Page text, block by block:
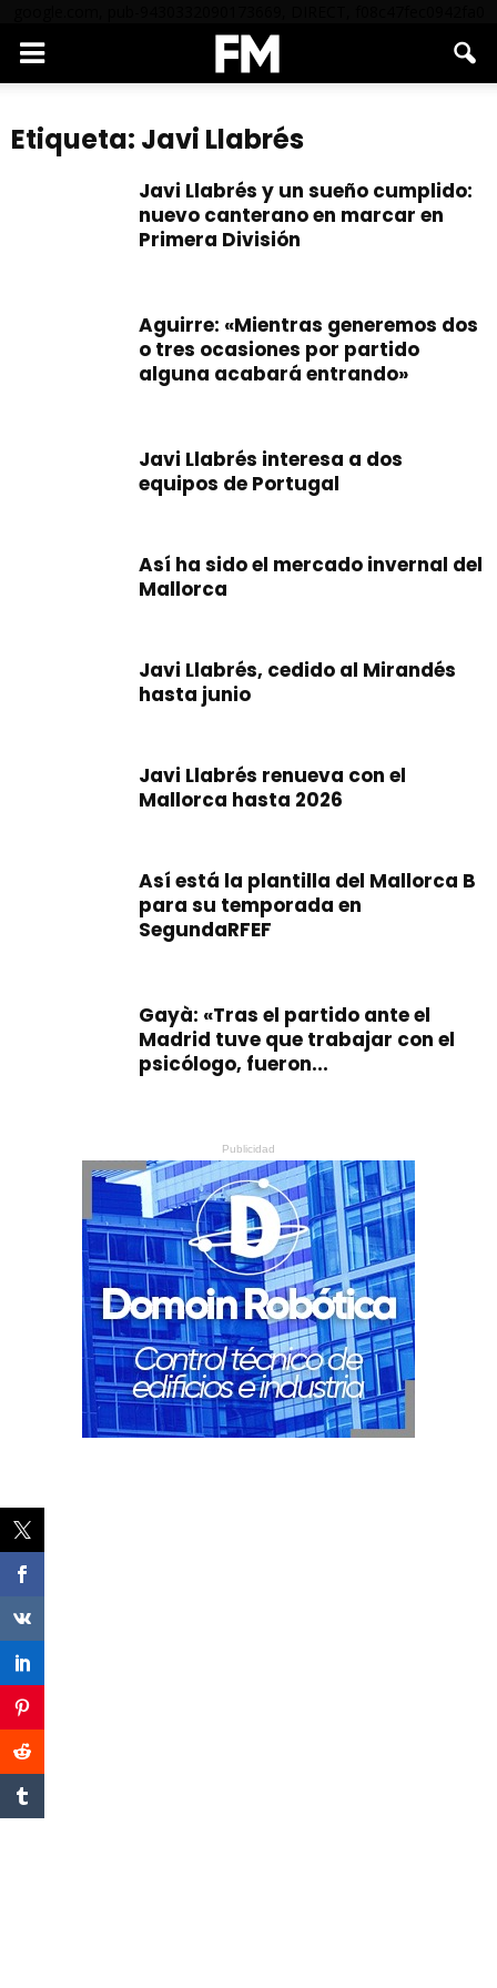
Etiqueta: Javi Llabrés
Javi Llabrés y un sueño cumplido:
nuevo canterano en marcar en
Primera División
Aguirre: «Mientras generemos dos
o tres ocasiones por partido
alguna acabará entrando»
Javi Llabrés interesa a dos
equipos de Portugal
Así ha sido el mercado invernal del
Mallorca
Javi Llabrés, cedido al Mirandés
hasta junio
Javi Llabrés renueva con el
Mallorca hasta 2026
Así está la plantilla del Mallorca B
para su temporada en
SegundaRFEF
Gayà: «Tras el partido ante el
Madrid tuve que trabajar con el
psicólogo, fueron...
Publicidad